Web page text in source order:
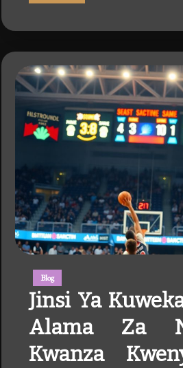
Blog
Jinsi Ya
Alama Za
Kwanza